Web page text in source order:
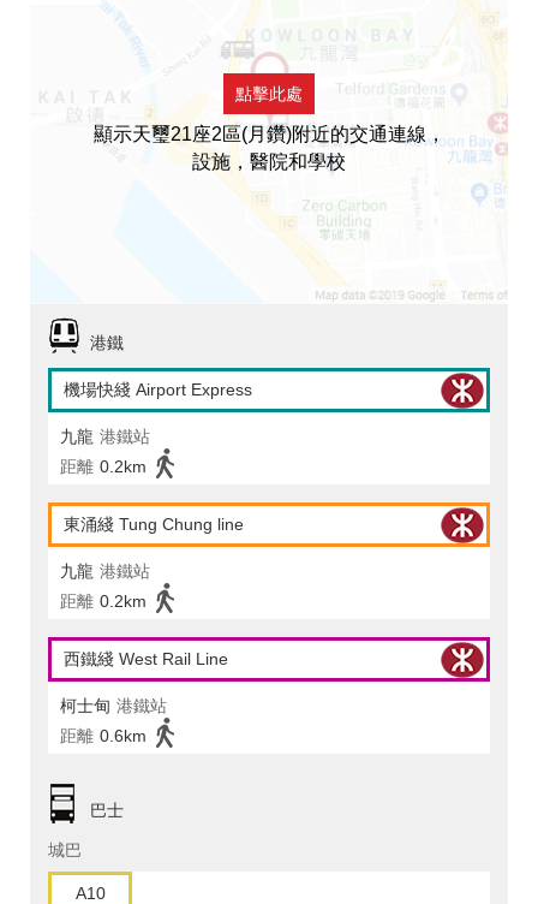
點擊此處
顯示天璽21座2區(月鑽)附近的交通連線，
設施，醫院和學校
港鐵
機場快綫 Airport Express
九龍 港鐵站
距離 0.2km
東涌綫 Tung Chung line
九龍 港鐵站
距離 0.2km
西鐵綫 West Rail Line
柯士甸 港鐵站
距離 0.6km
巴士
城巴
A10